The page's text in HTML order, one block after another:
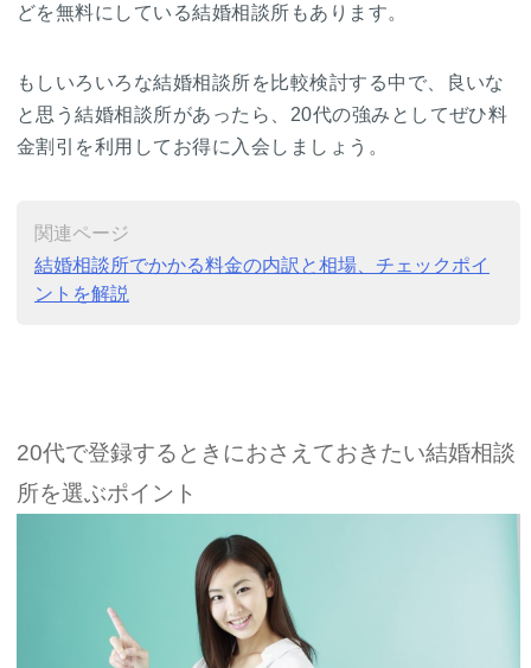
どを無料にしている結婚相談所もあります。
もしいろいろな結婚相談所を比較検討する中で、良いな
と思う結婚相談所があったら、20代の強みとしてぜひ料
金割引を利用してお得に入会しましょう。
関連ページ
結婚相談所でかかる料金の内訳と相場、チェックポイ
ントを解説
20代で登録するときにおさえておきたい結婚相談
所を選ぶポイント